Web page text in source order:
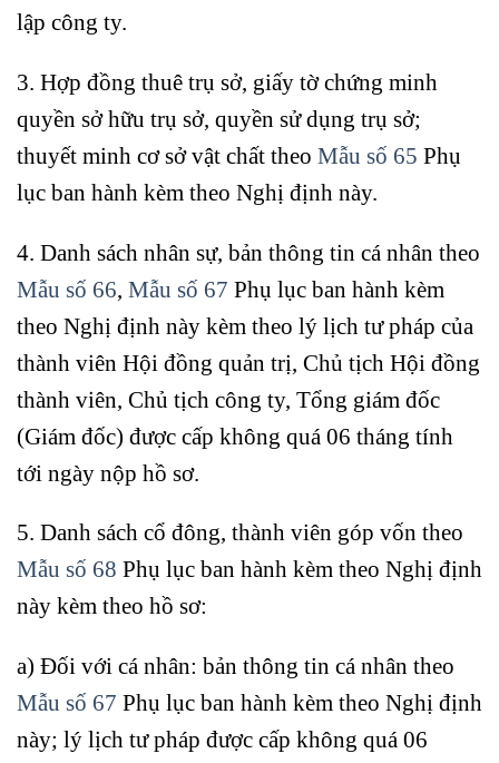
lập công ty.
3. Hợp đồng thuê trụ sở, giấy tờ chứng minh
quyền sở hữu trụ sở, quyền sử dụng trụ sở;
thuyết minh cơ sở vật chất theo Mẫu số 65 Phụ
lục ban hành kèm theo Nghị định này.
4. Danh sách nhân sự, bản thông tin cá nhân theo
Mẫu số 66, Mẫu số 67 Phụ lục ban hành kèm
theo Nghị định này kèm theo lý lịch tư pháp của
thành viên Hội đồng quản trị, Chủ tịch Hội đồng
thành viên, Chủ tịch công ty, Tổng giám đốc
(Giám đốc) được cấp không quá 06 tháng tính
tới ngày nộp hồ sơ.
5. Danh sách cổ đông, thành viên góp vốn theo
Mẫu số 68 Phụ lục ban hành kèm theo Nghị định
này kèm theo hồ sơ:
a) Đối với cá nhân: bản thông tin cá nhân theo
Mẫu số 67 Phụ lục ban hành kèm theo Nghị định
này; lý lịch tư pháp được cấp không quá 06